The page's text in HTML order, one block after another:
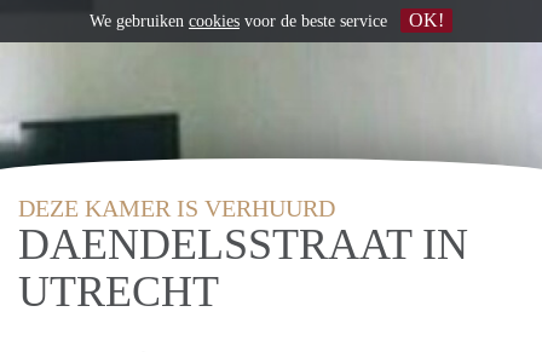
DEZE KAMER IS VERHUURD
DAENDELSSTRAAT IN
UTRECHT
We gebruiken cookies voor de beste service OK!